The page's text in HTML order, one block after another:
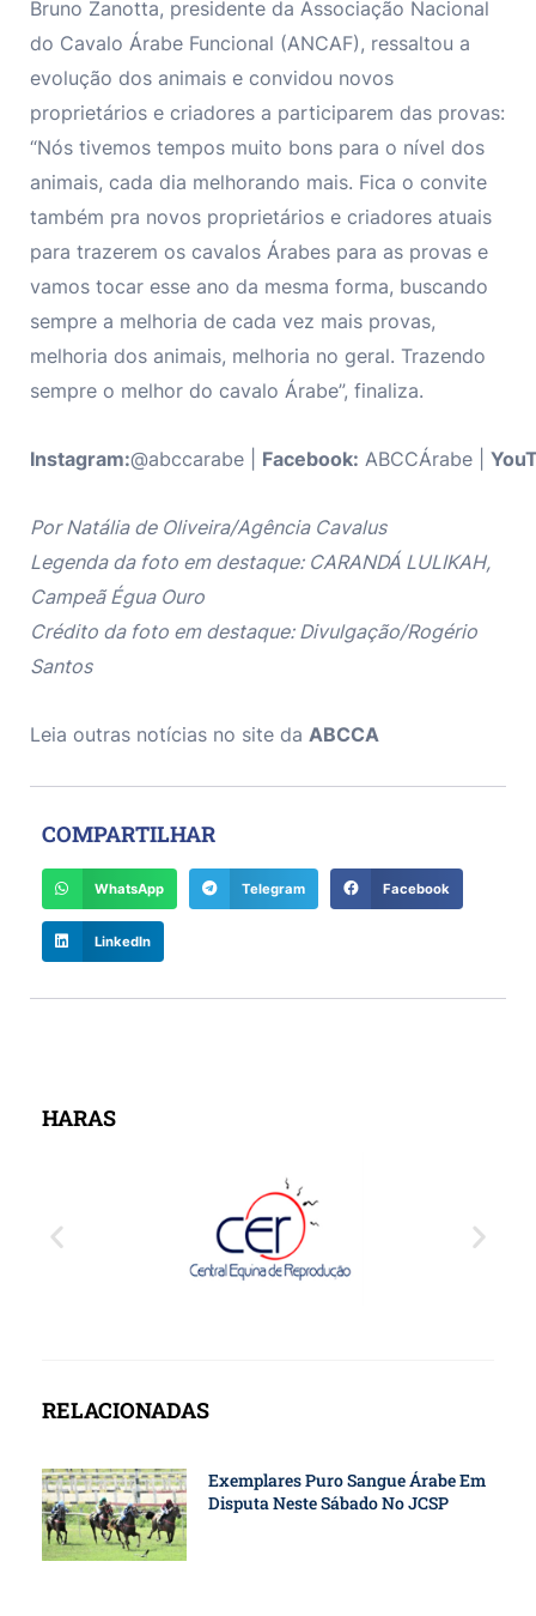
Bruno Zanotta, presidente da Associação Nacional
do Cavalo Árabe Funcional (ANCAF), ressaltou a
evolução dos animais e convidou novos
proprietários e criadores a participarem das provas:
“Nós tivemos tempos muito bons para o nível dos
animais, cada dia melhorando mais. Fica o convite
também pra novos proprietários e criadores atuais
para trazerem os cavalos Árabes para as provas e
vamos tocar esse ano da mesma forma, buscando
sempre a melhoria de cada vez mais provas,
melhoria dos animais, melhoria no geral. Trazendo
sempre o melhor do cavalo Árabe”, finaliza.
Instagram:@abccarabe | Facebook: ABCCÁrabe |
Por Natália de Oliveira/Agência Cavalus
Legenda da foto em destaque: CARANDÁ LULIKAH,
Campeã Égua Ouro
Crédito da foto em destaque: Divulgação/Rogério
Santos
Leia outras notícias no site da ABCCA
COMPARTILHAR
WhatsApp Telegram Facebook
LinkedIn
HARAS
RELACIONADAS
Exemplares Puro Sangue Árabe Em
Disputa Neste Sábado No JCSP